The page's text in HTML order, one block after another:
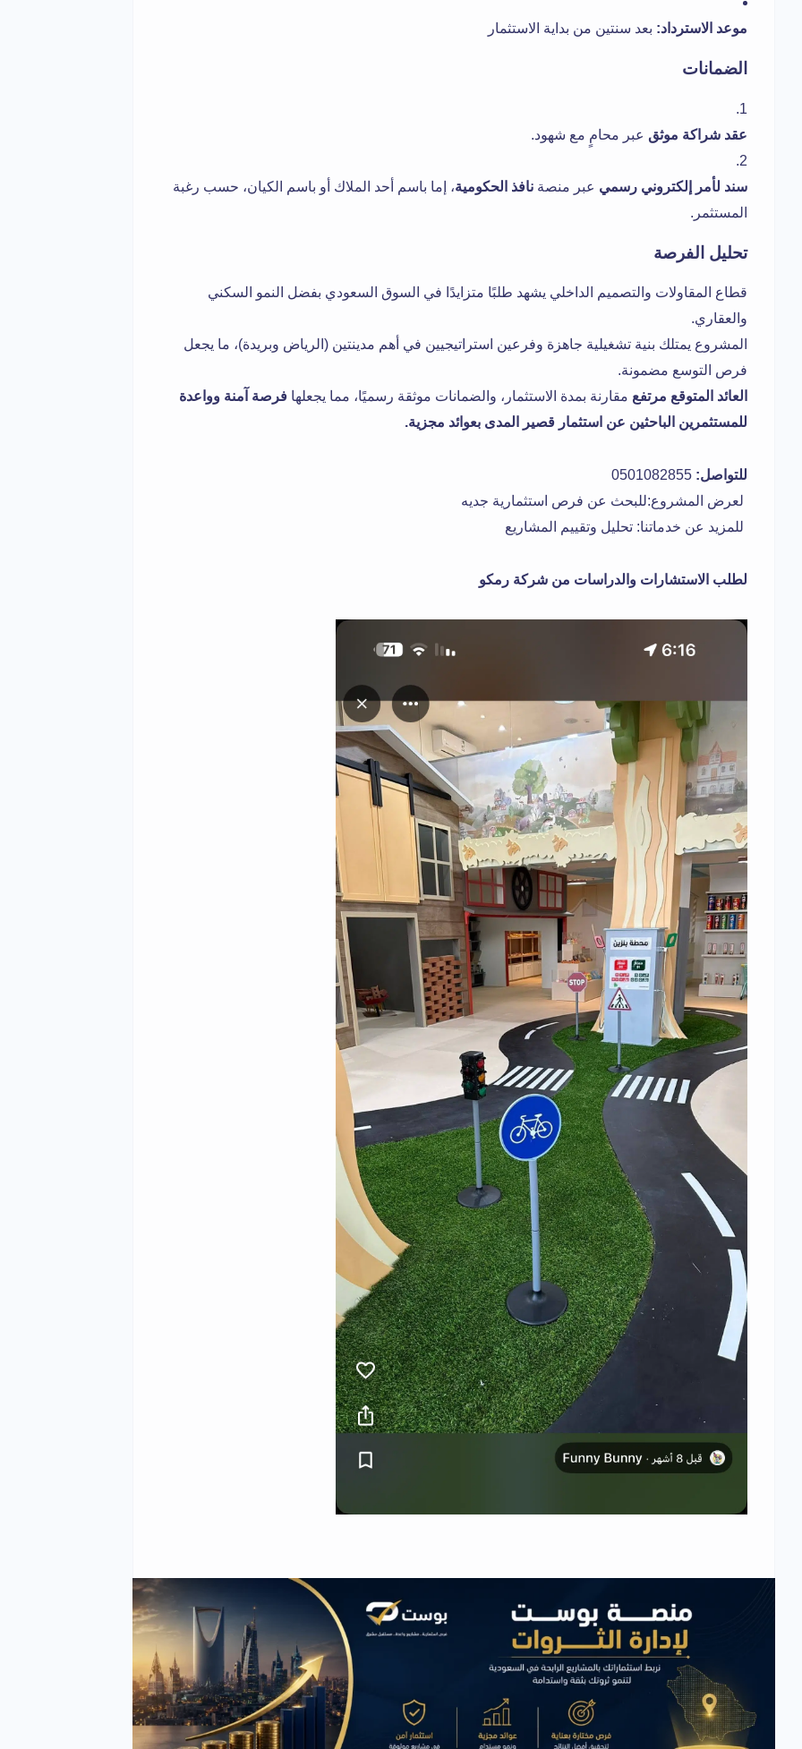
موعد الاسترداد: بعد سنتين من بداية الاستثمار
الضمانات
عقد شراكة موثق عبر محامٍ مع شهود.
سند لأمر إلكتروني رسمي عبر منصة نافذ الحكومية، إما باسم أحد الملاك أو باسم الكيان، حسب رغبة
المستثمر.
تحليل الفرصة
قطاع المقاولات والتصميم الداخلي يشهد طلبًا متزايدًا في السوق السعودي بفضل النمو السكني
والعقاري.
المشروع يمتلك بنية تشغيلية جاهزة وفرعين استراتيجيين في أهم مدينتين (الرياض وبريدة)، ما يجعل
فرص التوسع مضمونة.
العائد المتوقع مرتفع مقارنة بمدة الاستثمار، والضمانات موثقة رسميًا، مما يجعلها فرصة آمنة وواعدة
للمستثمرين الباحثين عن استثمار قصير المدى بعوائد مجزية.
للتواصل:
لعرض المشروع:للبحث عن فرص استثمارية جديه
للمزيد عن خدماتنا: تحليل وتقييم المشاريع
لطلب الاستشارات والدراسات من شركة رمكو